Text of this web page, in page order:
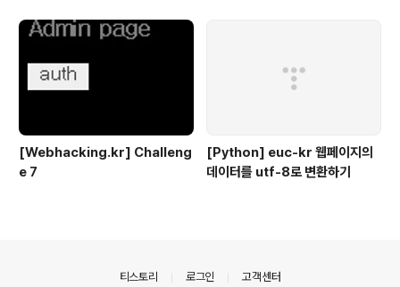
[Webhacking.kr] Challeng
e 7
[Python] euc-kr 웹페이지의
데이터를 utf-8로 변환하기
티스토리 로그인 고객센터